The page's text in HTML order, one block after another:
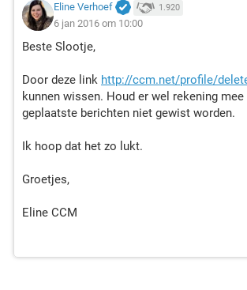
Eline Verhoef 1.920
6 jan 2016 om 10:00
Beste Slootje,
Door deze link http://ccm.net/profile/
kunnen wissen. Houd er wel rekening
geplaatste berichten niet gewist worden.
Ik hoop dat het zo lukt.
Groetjes,
Eline CCM